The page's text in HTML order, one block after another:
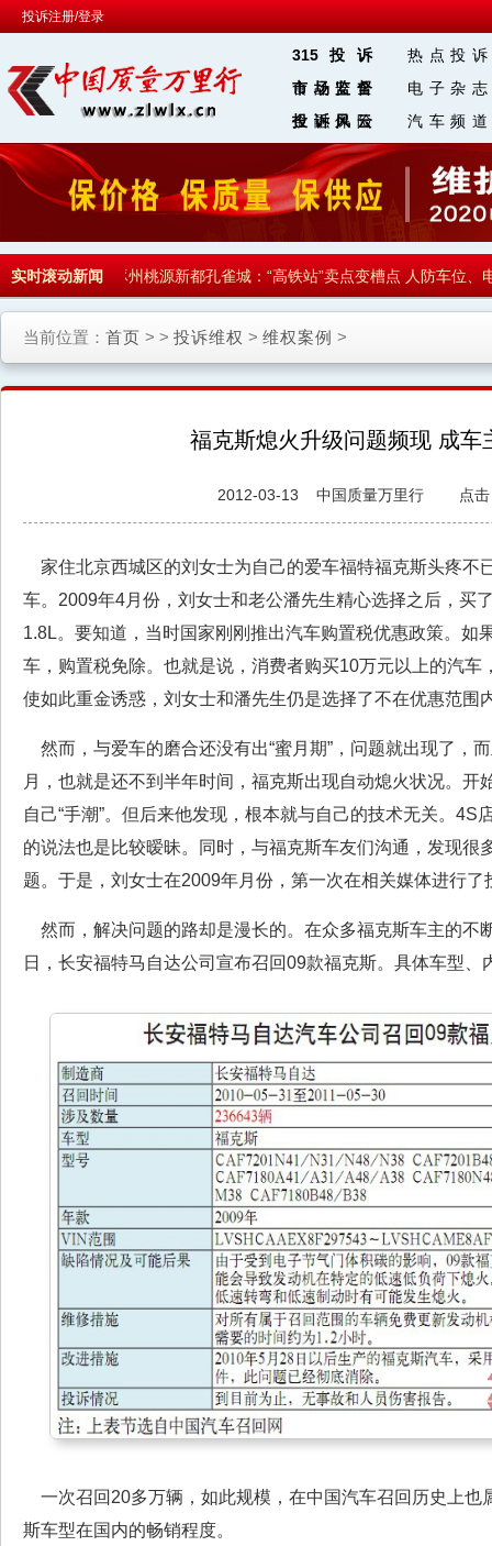
投诉注册/登录
315投诉
热点投诉
食品安全
市场监督
电子杂志
金融保险
投诉风云
汽车频道
区 块 链
实时滚动新闻
拒收 ·河北涿州桃源新都孔雀城：“高铁站”卖点变槽点 人防车位、电
当前位置： 首页 > > 投诉维权 > 维权案例 >
福克斯熄火升级问题频现 成车
2012-03-13 中国质量万里行 点
家住北京西城区的刘女士为自己的爱车福特福克斯头疼不
车。2009年4月份，刘女士和老公潘先生精心选择之后，买
1.8L。要知道，当时国家刚刚推出汽车购置税优惠政策。如
车，购置税免除。也就是说，消费者购买10万元以上的汽车
使如此重金诱惑，刘女士和潘先生仍是选择了不在优惠范围
然而，与爱车的磨合还没有出“蜜月期”，问题就出现了，
月，也就是还不到半年时间，福克斯出现自动熄火状况。开
自己“手潮”。但后来他发现，根本就与自己的技术无关。4S
的说法也是比较暧昧。同时，与福克斯车友们沟通，发现很
题。于是，刘女士在2009年月份，第一次在相关媒体进行了
然而，解决问题的路却是漫长的。在众多福克斯车主的不
日，长安福特马自达公司宣布召回09款福克斯。具体车型、
一次召回20多万辆，如此规模，在中国汽车召回历史上也
斯车型在国内的畅销程度。